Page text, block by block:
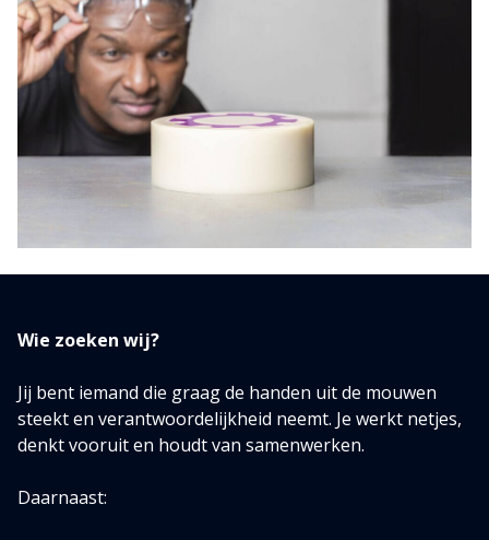
Wie zoeken wij?
Jij bent iemand die graag de handen uit de mouwen
steekt en verantwoordelijkheid neemt. Je werkt netjes,
denkt vooruit en houdt van samenwerken.
Daarnaast: